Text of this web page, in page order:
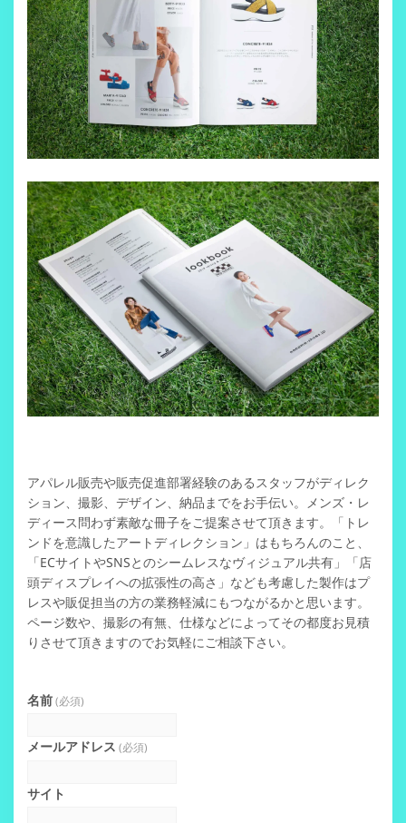
アパレル販売や販売促進部署経験のあるスタッフがディレク
ション、撮影、デザイン、納品までをお手伝い。メンズ・レ
ディース問わず素敵な冊子をご提案させて頂きます。「トレ
ンドを意識したアートディレクション」はもちろんのこと、
「ECサイトやSNSとのシームレスなヴィジュアル共有」「店
頭ディスプレイへの拡張性の高さ」なども考慮した製作はプ
レスや販促担当の方の業務軽減にもつながるかと思います。
ページ数や、撮影の有無、仕様などによってその都度お見積
りさせて頂きますのでお気軽にご相談下さい。
名前(必須)
メールアドレス (必須)
サイト